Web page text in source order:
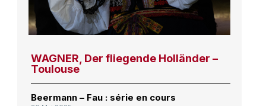
WAGNER, Der fliegende Holländer –
Toulouse
Beermann – Fau : série en cours